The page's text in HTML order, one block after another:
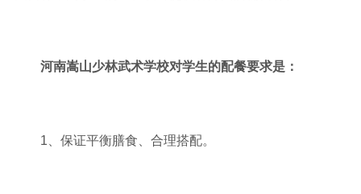
河南嵩山少林武术学校对学生的配餐要求是：
1、保证平衡膳食、合理搭配。